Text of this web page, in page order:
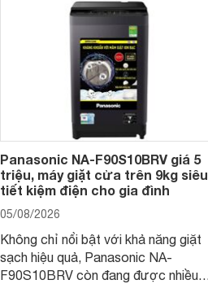
Panasonic NA-F90S10BRV giá 5
triệu, máy giặt cửa trên 9kg siêu
tiết kiệm điện cho gia đình
05/08/2026
Không chỉ nổi bật với khả năng giặt
sạch hiệu quả, Panasonic NA-
F90S10BRV còn đang được nhiều